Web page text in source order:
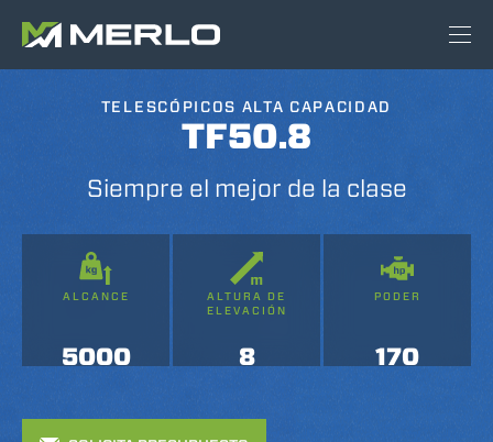
TELESCÓPICOS ALTA CAPACIDAD
TF50.8
Siempre el mejor de la clase
ALCANCE
5000
ALTURA DE
ELEVACIÓN
8
PODER
170